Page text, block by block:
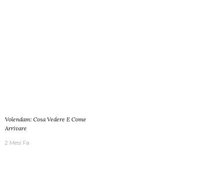
Volendam: Cosa Vedere E Come
Arrivare
2 Mesi Fa